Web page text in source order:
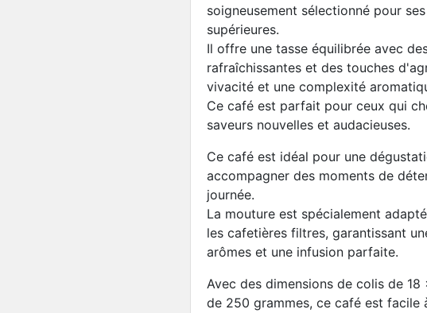
soigneusement sélectionné pour
supérieures.
Il offre une tasse équilibrée avec
rafraîchissantes et des touches
vivacité et une complexité
Ce café est parfait pour ceux qui
saveurs nouvelles et audacieuses.
Ce café est idéal pour une
accompagner des moments de
journée.
La mouture est spécialement
les cafetières filtres, garantissant
arômes et une infusion parfaite.
Avec des dimensions de colis de
de 250 grammes, ce café est facile